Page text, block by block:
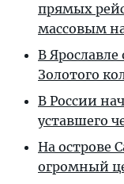
прямых
массовым
В
Золотого
В России
уставшего
На острове
огромный